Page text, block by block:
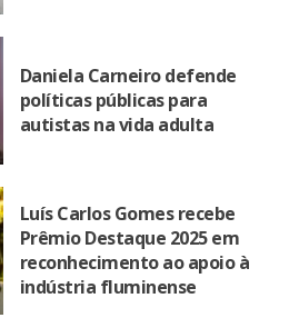
Daniela Carneiro defende
políticas públicas para
autistas na vida adulta
Luís Carlos Gomes recebe
Prêmio Destaque 2025 em
reconhecimento ao apoio à
indústria fluminense